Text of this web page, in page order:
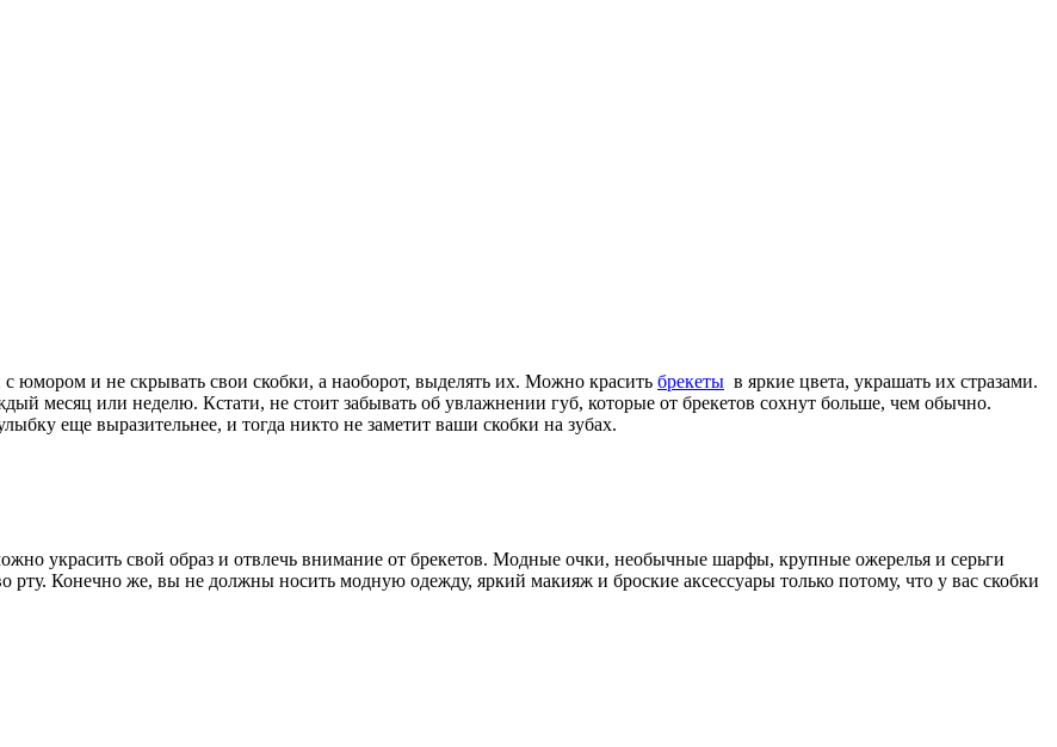
юмором и не скрывать свои скобки, а наоборот, выделять их. Можно красить брекеты в яркие цвета, украшать их стразами.
месяц или неделю. Кстати, не стоит забывать об увлажнении губ, которые от брекетов сохнут больше, чем обычно.
еще выразительнее, и тогда никто не заметит ваши скобки на зубах.
украсить свой образ и отвлечь внимание от брекетов. Модные очки, необычные шарфы, крупные ожерелья и серьги
рту. Конечно же, вы не должны носить модную одежду, яркий макияж и броские аксессуары только потому, что у вас скобки